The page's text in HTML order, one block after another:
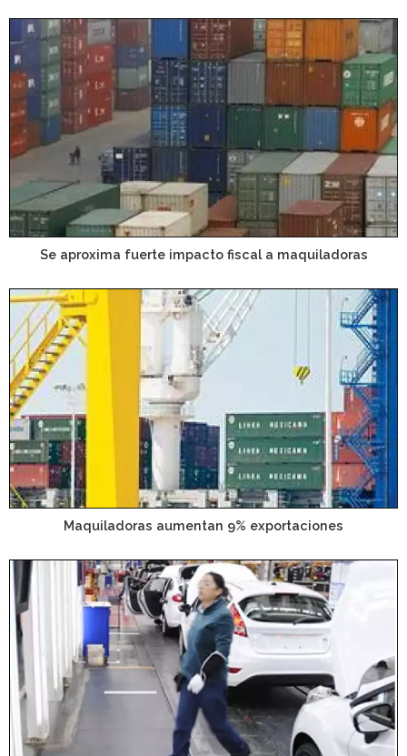
Se aproxima fuerte impacto fiscal a maquiladoras
Maquiladoras aumentan 9% exportaciones